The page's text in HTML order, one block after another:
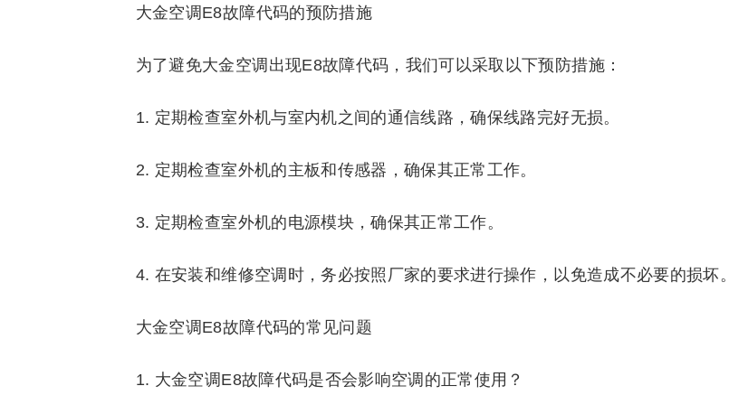
大金空调E8故障代码的预防措施
为了避免大金空调出现E8故障代码，我们可以采取以下预防措施：
1. 定期检查室外机与室内机之间的通信线路，确保线路完好无损。
2. 定期检查室外机的主板和传感器，确保其正常工作。
3. 定期检查室外机的电源模块，确保其正常工作。
4. 在安装和维修空调时，务必按照厂家的要求进行操作，以免造成不必要的损坏。
大金空调E8故障代码的常见问题
1. 大金空调E8故障代码是否会影响空调的正常使用？